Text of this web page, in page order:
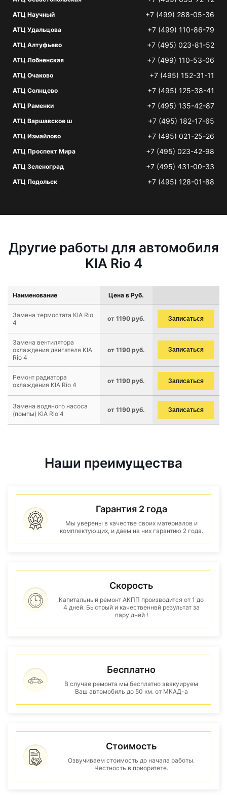
АТЦ Научный +7 (499) 288-05-36
АТЦ Удальцова +7 (499) 110-86-79
АТЦ Алтуфьево +7 (495) 023-81-52
АТЦ Лобненская +7 (499) 110-53-06
АТЦ Очаково +7 (495) 152-31-11
АТЦ Солнцево +7 (495) 125-38-41
АТЦ Раменки +7 (495) 135-42-87
АТЦ Варшавское ш +7 (495) 182-17-65
АТЦ Измайлово +7 (495) 021-25-26
АТЦ Проспект Мира +7 (495) 023-42-98
АТЦ Зеленоград +7 (495) 431-00-33
АТЦ Подольск +7 (495) 128-01-88
Другие работы для автомобиля
KIA Rio 4
Наименование Цена в Руб.
Замена термостата KIA Rio
4
от 1190 руб. Записаться
Замена вентилятора
охлаждения двигателя KIA
Rio 4
от 1190 руб. Записаться
Ремонт радиатора
охлаждения KIA Rio 4
от 1190 руб. Записаться
Замена водяного насоса
(помпы) KIA Rio 4
от 1190 руб. Записаться
Наши преимущества
Гарантия 2 года
Мы уверены в качестве своих материалов и
комплектующих, и даем на них гарантию 2 года.
Скорость
Капитальный ремонт АКПП производится от 1 до
4 дней. Быстрый и качественнвй результат за
пару дней !
Бесплатно
В случае ремонта мы бесплатно эвакуируем
Ваш автомобиль до 50 км. от МКАД-а
Стоимость
Озвучиваем стоимость до начала работы.
Честность в приоритете.